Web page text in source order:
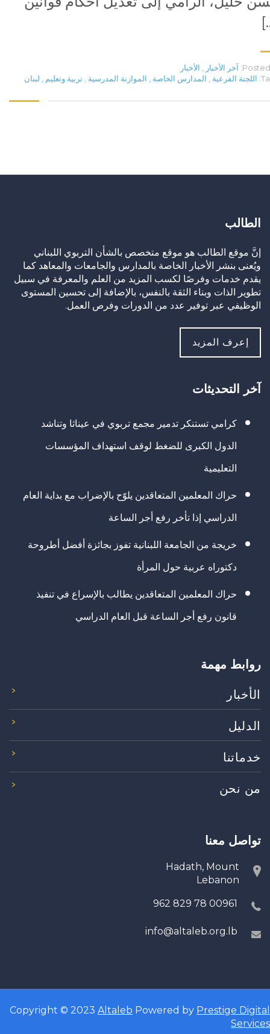
Posted آخر الأخبار
الأخبار
اللجنة الفرعية المدارس الخاصة الموازنة المدرسية تربية وتعليم لبنان
الطالب
إنَّ موقع الطالب هو موقع متخصص بالشأن التربوي اللبناني
ويُعنى بنشر الأخبار الخاصة بالمدارس والجامعات والمعاهد كما
يقدم خدمات وفرصًا لكسب المزيد من العلم والمعرفة في سبيل
تطوير الذات وبناء الثقة بالنفس، بالإضافة إلى تحسين المستوى
الوظيفي عبر توفير عدد من الدورات وفرص العمل.
إعرف المزيد
آخر التحديثات
كرامي تستنكر تدمير مجمع تربوي في عيناثا وتناشد
الدول الكبرى للضغط لوقف استهداف المؤسسات
التعليمية
حراك المعلمين المتعاقدين يلوّح بالإضراب مع بداية العام
الدراسي إذا تأخر رفع أجر الساعة
خريجة من الجامعة اللبنانية تفوز بجائزة أفضل أطروحة
دكتوراه عربية حول المرأة
حراك المعلمين المتعاقدين يطالب بالإسراع في تنفيذ
قانون رفع أجر الساعة قبل العام الدراسي
روابط مهمة
الأخبار
الدليل
خدماتنا
من نحن
تواصل معنا
Hadath, Mount
Lebanon
00961 78 829 962
info@altaleb.org.lb
Copyright © 2023 Altaleb Powered by Prestige Digital
Services